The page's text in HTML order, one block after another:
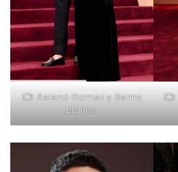
Selena Gomez y Benny
Blanco